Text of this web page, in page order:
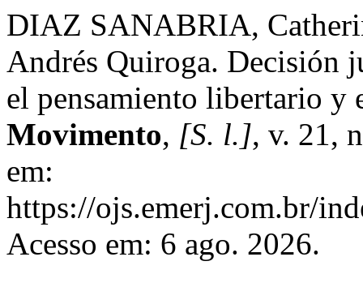
DIAZ SANABRIA,
Andrés Quiroga. Decisión
el pensamiento libertario
Movimento, [S. l.], v. 21,
em:
https://ojs.emerj.com.br/
Acesso em: 6 ago. 2026.